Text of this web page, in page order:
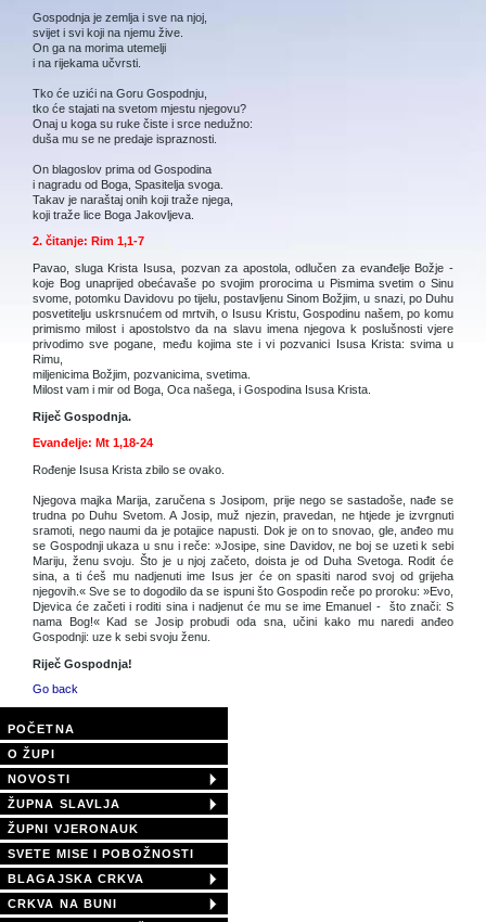
Gospodnja je zemlja i sve na njoj,
svijet i svi koji na njemu žive.
On ga na morima utemelji
i na rijekama učvrsti.
Tko će uzići na Goru Gospodnju,
tko će stajati na svetom mjestu njegovu?
Onaj u koga su ruke čiste i srce nedužno:
duša mu se ne predaje ispraznosti.
On blagoslov prima od Gospodina
i nagradu od Boga, Spasitelja svoga.
Takav je naraštaj onih koji traže njega,
koji traže lice Boga Jakovljeva.
2. čitanje: Rim 1,1-7
Pavao, sluga Krista Isusa, pozvan za apostola, odlučen za evanđelje Božje -
koje Bog unaprijed obećavaše po svojim prorocima u Pismima svetim o Sinu
svome, potomku Davidovu po tijelu, postavljenu Sinom Božjim, u snazi, po Duhu
posvetitelju uskrsnućem od mrtvih, o Isusu Kristu, Gospodinu našem, po komu
primismo milost i apostolstvo da na slavu imena njegova k poslušnosti vjere
privodimo sve pogane, među kojima ste i vi pozvanici Isusa Krista: svima u
Rimu,
miljenicima Božjim, pozvanicima, svetima.
Milost vam i mir od Boga, Oca našega, i Gospodina Isusa Krista.
Riječ Gospodnja.
Evanđelje: Mt 1,18-24
Rođenje Isusa Krista zbilo se ovako.
Njegova majka Marija, zaručena s Josipom, prije nego se sastadoše, nađe se
trudna po Duhu Svetom. A Josip, muž njezin, pravedan, ne htjede je izvrgnuti
sramoti, nego naumi da je potajice napusti. Dok je on to snovao, gle, anđeo mu
se Gospodnji ukaza u snu i reče: »Josipe, sine Davidov, ne boj se uzeti k sebi
Mariju, ženu svoju. Što je u njoj začeto, doista je od Duha Svetoga. Rodit će
sina, a ti ćeš mu nadjenuti ime Isus jer će on spasiti narod svoj od grijeha
njegovih.« Sve se to dogodilo da se ispuni što Gospodin reče po proroku: »Evo,
Djevica će začeti i roditi sina i nadjenut će mu se ime Emanuel - što znači: S
nama Bog!« Kad se Josip probudi oda sna, učini kako mu naredi anđeo
Gospodnji: uze k sebi svoju ženu.
Riječ Gospodnja!
Go back
POČETNA
O ŽUPI
NOVOSTI
ŽUPNA SLAVLJA
ŽUPNI VJERONAUK
SVETE MISE I POBOŽNOSTI
BLAGAJSKA CRKVA
CRKVA NA BUNI